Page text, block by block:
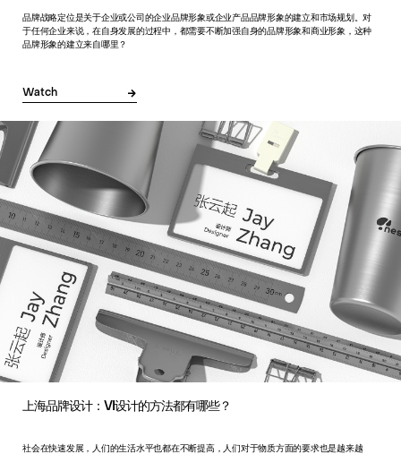
品牌战略定位是关于企业或公司的企业品牌形象或企业产品品牌形象的建立和市场规划。对
于任何企业来说，在自身发展的过程中，都需要不断加强自身的品牌形象和商业形象，这种
品牌形象的建立来自哪里？
Watch
上海品牌设计：VI设计的方法都有哪些？
社会在快速发展，人们的生活水平也都在不断提高，人们对于物质方面的要求也是越来越